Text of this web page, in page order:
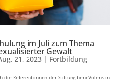
im Juli zum Thema
Gewalt
21, 2023| Fortbildung
die Referent:innen der Stiftung beneVolens in